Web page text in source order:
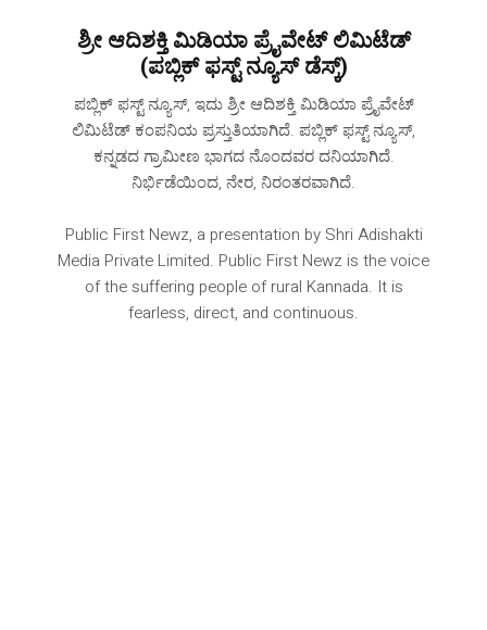
ಶ್ರೀ ಆದಿಶಕ್ತಿ ಮಿಡಿಯಾ ಪ್ರೈವೇಟ್ ಲಿಮಿಟೆಡ್
(ಪಬ್ಲಿಕ್ ಫಸ್ಟ್ ನ್ಯೂಸ್ ಡೆಸ್ಕ್)
ಪಬ್ಲಿಕ್ ಫಸ್ಟ್ ನ್ಯೂಸ್, ಇದು ಶ್ರೀ ಆದಿಶಕ್ತಿ ಮಿಡಿಯಾ ಪ್ರೈವೇಟ್
ಲಿಮಿಟೆಡ್ ಕಂಪನಿಯ ಪ್ರಸ್ತುತಿಯಾಗಿದೆ. ಪಬ್ಲಿಕ್ ಫಸ್ಟ್ ನ್ಯೂಸ್,
ಕನ್ನಡದ ಗ್ರಾಮೀಣ ಭಾಗದ ನೊಂದವರ ದನಿಯಾಗಿದೆ‌.
ನಿರ್ಭಿಡೆಯಿಂದ, ನೇರ, ನಿರಂತರವಾಗಿದೆ.
Public First Newz, a presentation by Shri Adishakti
Media Private Limited. Public First Newz is the voice
of the suffering people of rural Kannada. It is
fearless, direct, and continuous.